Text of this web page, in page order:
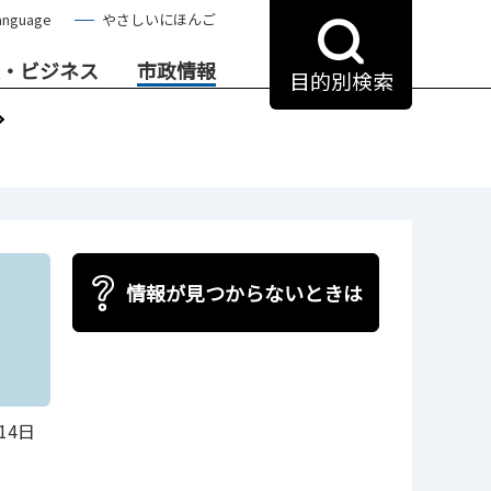
やさしいにほんご
ビジネス 市政情報 目的別検索
日
情報が見つからないときは